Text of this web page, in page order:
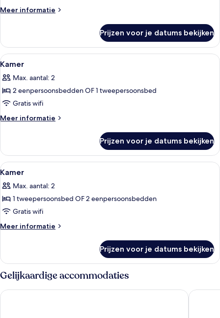
Meer informatie
Meer
(Wetterhorn)
Prijzen voor je datums bekijken
Alle
foto's
voor
Kamer
laden
Hypoallergeen beddengoed, een
5
Kamer
Max. aantal: 2
2 eenpersoonsbedden OF 1 tweepersoonsbed
Gratis wifi
Meer informatie
Meer
Prijzen voor je datums bekijken
Alle
foto's
voor
Kamer
laden
Een hotelkamer met een groot bed,
5
Kamer
Max. aantal: 2
1 tweepersoonsbed OF 2 eenpersoonsbedden
Gratis wifi
Meer informatie
Meer
Prijzen voor je datums bekijken
Gelijkaardige accommodaties
Eiger Mountain & Soul Resort